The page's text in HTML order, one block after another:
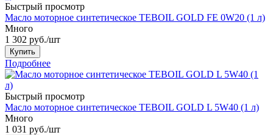
Быстрый просмотр
Масло моторное синтетическое TEBOIL GOLD FE 0W20 (1 л)
Много
1 302 руб./шт
Купить
Подробнее
Быстрый просмотр
Масло моторное синтетическое TEBOIL GOLD L 5W40 (1 л)
Много
1 031 руб./шт